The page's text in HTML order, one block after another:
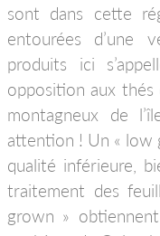
sont dans cette
entourées d’une
produits ici
opposition aux
montagneux de
attention ! Un « low
qualité inférieure,
traitement des
grown »